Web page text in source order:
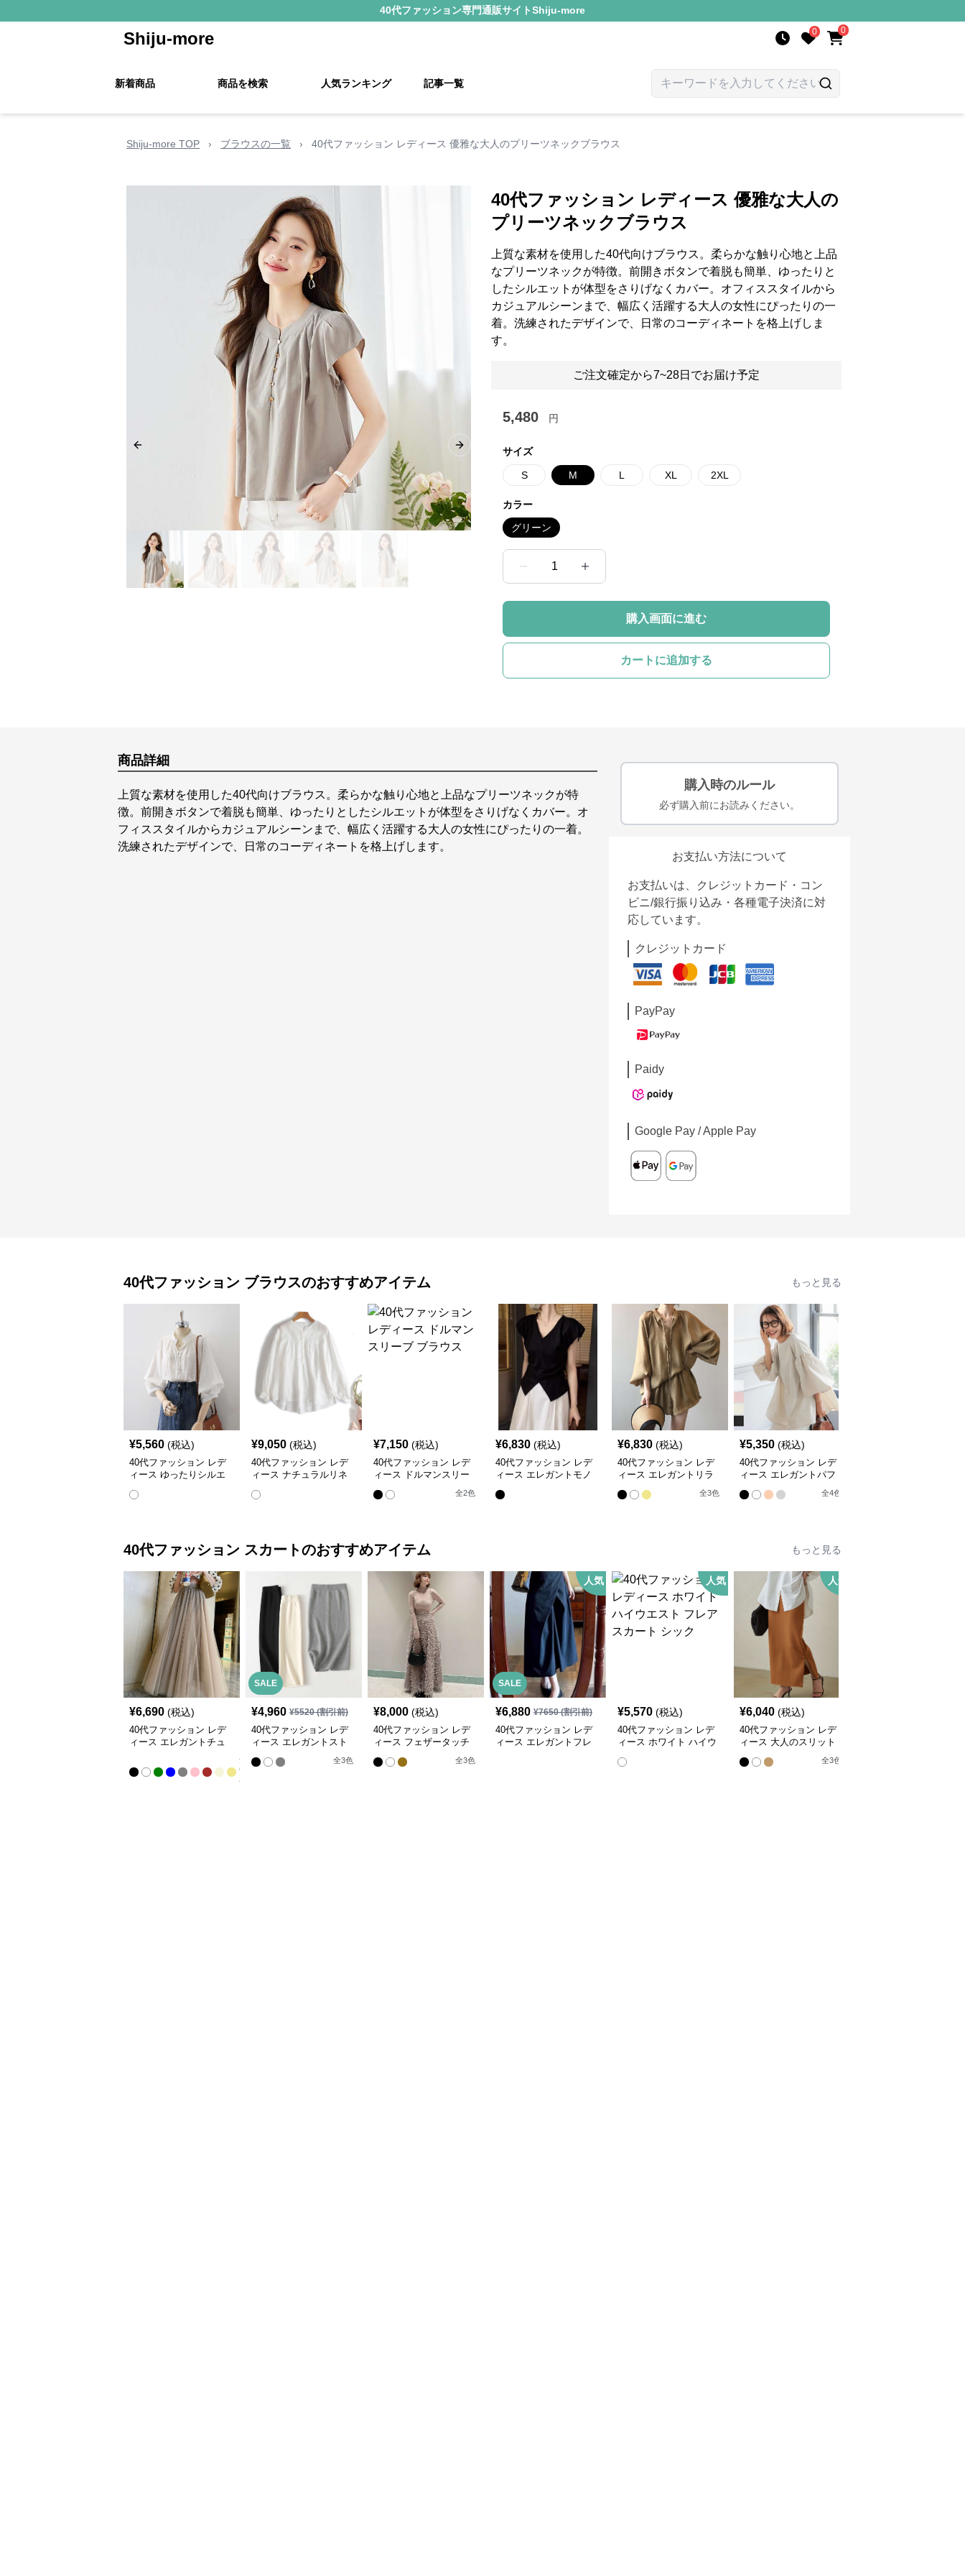
40代ファッション専門通販サイトShiju-more
Shiju-more 0 0
新着商品 商品を検索 人気ランキング 記事一覧
Shiju-more TOP › ブラウスの一覧 › 40代ファッション レディース 優雅な大人のプリーツネックブラウス
Previous slide Next slide
40代ファッション レディース 優雅な大人の
プリーツネックブラウス
上質な素材を使用した40代向けブラウス。柔らかな触り心地と上品
なプリーツネックが特徴。前開きボタンで着脱も簡単、ゆったりと
したシルエットが体型をさりげなくカバー。オフィススタイルから
カジュアルシーンまで、幅広く活躍する大人の女性にぴったりの一
着。洗練されたデザインで、日常のコーディネートを格上げしま
す。
ご注文確定から7~28日でお届け予定
5,480 円
サイズ
S M L XL 2XL
カラー
グリーン
1
購入画面に進む
カートに追加する
商品詳細
上質な素材を使用した40代向けブラウス。柔らかな触り心地と上品なプリーツネックが特
徴。前開きボタンで着脱も簡単、ゆったりとしたシルエットが体型をさりげなくカバー。オ
フィススタイルからカジュアルシーンまで、幅広く活躍する大人の女性にぴったりの一着。
洗練されたデザインで、日常のコーディネートを格上げします。
購入時のルール
必ず購入前にお読みください。
お支払い方法について
お支払いは、クレジットカード・コン
ビニ/銀行振り込み・各種電子決済に対
応しています。
クレジットカード
PayPay
Paidy
Google Pay / Apple Pay
40代ファッション ブラウスのおすすめアイテム もっと見る
¥5,560 (税込)
40代ファッション レデ
ィース ゆったりシルエ
ス
¥9,050 (税込)
40代ファッション レデ
ィース ナチュラルリネ
ラウス
¥7,150 (税込)
40代ファッション レデ
ィース ドルマンスリー
全2色
¥6,830 (税込)
40代ファッション レデ
ィース エレガントモノ
¥6,830 (税込)
40代ファッション レデ
ィース エレガントリラ
全3色
¥5,350 (税込)
40代ファッション レデ
ィース エレガントパフ
スリーブセットアップ
全4色
40代ファッション スカートのおすすめアイテム もっと見る
¥6,690 (税込)
40代ファッション レデ
ィース エレガントチュ
全
9
色
SALE
¥4,960 ¥5520(割引前)
40代ファッション レデ
ィース エレガントスト
レッチペンシルスカート
全3色
¥8,000 (税込)
40代ファッション レデ
ィース フェザータッチ
全3色
SALE
人気
¥6,880 ¥7650(割引前)
40代ファッション レデ
ィース エレガントフレ
人気
¥5,570 (税込)
40代ファッション レデ
ィース ホワイト ハイウ
シック
人気
¥6,040 (税込)
40代ファッション レデ
ィース 大人のスリット
全3色